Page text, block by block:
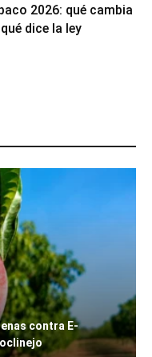
2026: qué cambia
dice la ley
contra E-